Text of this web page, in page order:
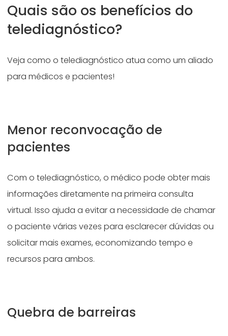
Quais são os benefícios do
telediagnóstico?
Veja como o telediagnóstico atua como um aliado
para médicos e pacientes!
Menor reconvocação de
pacientes
Com o telediagnóstico, o médico pode obter mais
informações diretamente na primeira consulta
virtual. Isso ajuda a evitar a necessidade de chamar
o paciente várias vezes para esclarecer dúvidas ou
solicitar mais exames, economizando tempo e
recursos para ambos.
Quebra de barreiras